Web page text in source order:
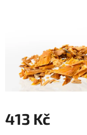
413 Kč